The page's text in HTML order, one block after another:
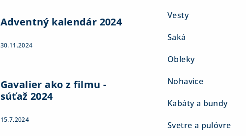
Adventný kalendár 2024
30.11.2024
Gavalier ako z filmu -
súťaž 2024
15.7.2024
Vesty
Saká
Obleky
Nohavice
Kabáty a bundy
Svetre a pulóvre